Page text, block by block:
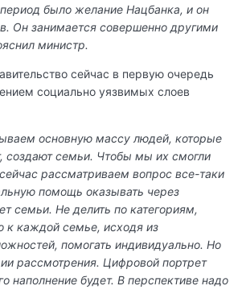
период было желание Нацбанка, и он
Он занимается совершенно другими
министр.
сейчас в первую очередь
социально уязвимых слоев
основную массу людей, которые
создают семьи. Чтобы мы их смогли
рассматриваем вопрос все-таки
помощь оказывать через
семьи. Не делить по категориям,
к каждой семье, исходя из
помогать индивидуально. Но
рассмотрения. Цифровой портрет
наполнение будет. В перспективе надо